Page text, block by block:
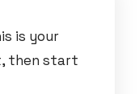
is your
then start